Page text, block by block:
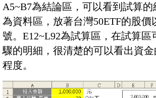
A5~B7為結論區，可以看到試算的
為資料區，放著台灣50ETF的股價
號。E12~L92為試算區，在試算區
驟的明細，很清楚的可以看出資金
程度。